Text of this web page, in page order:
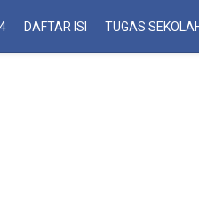
DAFTAR ISI TUGAS